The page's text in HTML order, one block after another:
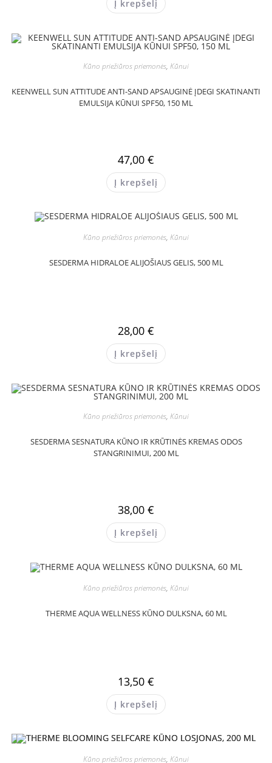
Į krepšelį
Kūno priežiūros priemonės, Kūnui
KEENWELL SUN ATTITUDE ANTI-SAND APSAUGINĖ ĮDEGI SKATINANTI
EMULSIJA KŪNUI SPF50, 150 ML
47,00 €
Į krepšelį
Kūno priežiūros priemonės, Kūnui
SESDERMA HIDRALOE ALIJOŠIAUS GELIS, 500 ML
28,00 €
Į krepšelį
Kūno priežiūros priemonės, Kūnui
SESDERMA SESNATURA KŪNO IR KRŪTINĖS KREMAS ODOS
STANGRINIMUI, 200 ML
38,00 €
Į krepšelį
Kūno priežiūros priemonės, Kūnui
THERME AQUA WELLNESS KŪNO DULKSNA, 60 ML
13,50 €
Į krepšelį
Kūno priežiūros priemonės, Kūnui